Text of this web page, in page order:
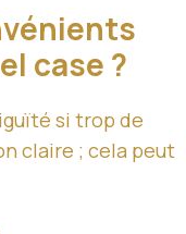
case ?
si trop de
claire ; cela peut